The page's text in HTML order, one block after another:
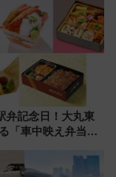
弁記念日！大丸東
「車中映え弁当」